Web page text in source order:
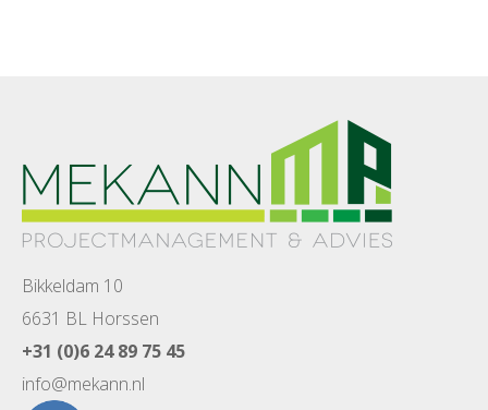
Bikkeldam 10
6631 BL Horssen
+31 (0)6 24 89 75 45
info@mekann.nl